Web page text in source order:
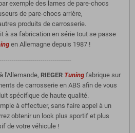
exemple des lames de pare-chocs
de pare-chocs arrière,
produits de carrosserie.
à sa fabrication en série tout se passe
en Allemagne depuis 1987 !
l'Allemande, RIEGER Tuning fabrique sur
de carrosserie en ABS afin de vous
spécifique de haute qualité.
à effectuer, sans faire appel à un
obtenir un look plus sportif et plus
de votre véhicule !